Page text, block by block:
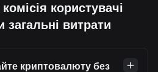
користувачі
витрати
криптовалюту без